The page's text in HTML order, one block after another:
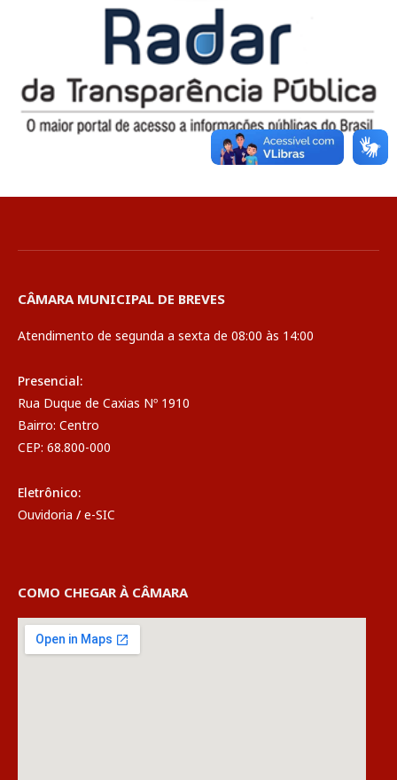
CÂMARA MUNICIPAL DE BREVES
Atendimento de segunda a sexta de 08:00 às 14:00
Presencial:
Rua Duque de Caxias Nº 1910
Bairro: Centro
CEP: 68.800-000
Eletrônico:
Ouvidoria / e-SIC
COMO CHEGAR À CÂMARA